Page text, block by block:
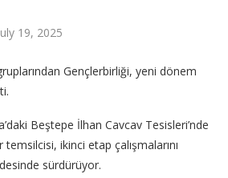
19, 2025
Gençlerbirliği, yeni dönem
Beştepe İlhan Cavcav Tesisleri’nde
ikinci etap çalışmalarını
sürdürüyor.